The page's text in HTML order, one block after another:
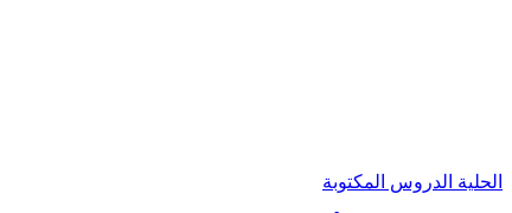
الحلية الدروس المكتوبة